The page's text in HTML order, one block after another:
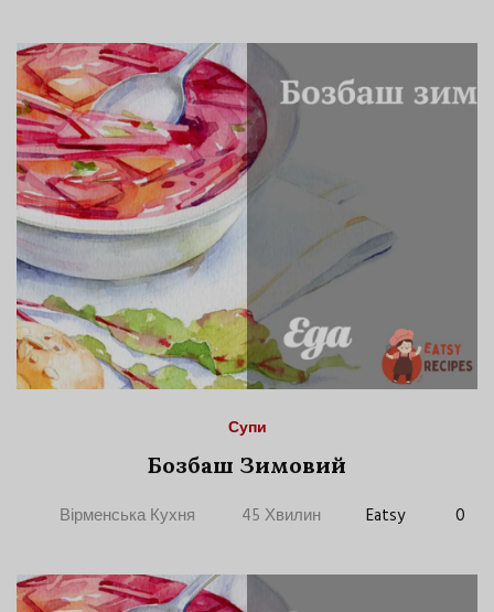
Супи
Бозбаш Зимовий
Вірменська Кухня 45 Хвилин Eatsy 0